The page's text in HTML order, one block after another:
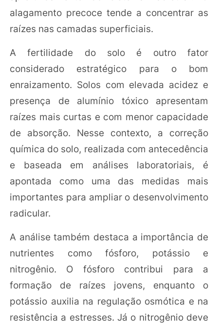
alagamento precoce tende a concentrar as
raízes nas camadas superficiais.
A fertilidade do solo é outro fator
considerado estratégico para o bom
enraizamento. Solos com elevada acidez e
presença de alumínio tóxico apresentam
raízes mais curtas e com menor capacidade
de absorção. Nesse contexto, a correção
química do solo, realizada com antecedência
e baseada em análises laboratoriais, é
apontada como uma das medidas mais
importantes para ampliar o desenvolvimento
radicular.
A análise também destaca a importância de
nutrientes como fósforo, potássio e
nitrogênio. O fósforo contribui para a
formação de raízes jovens, enquanto o
potássio auxilia na regulação osmótica e na
resistência a estresses. Já o nitrogênio deve